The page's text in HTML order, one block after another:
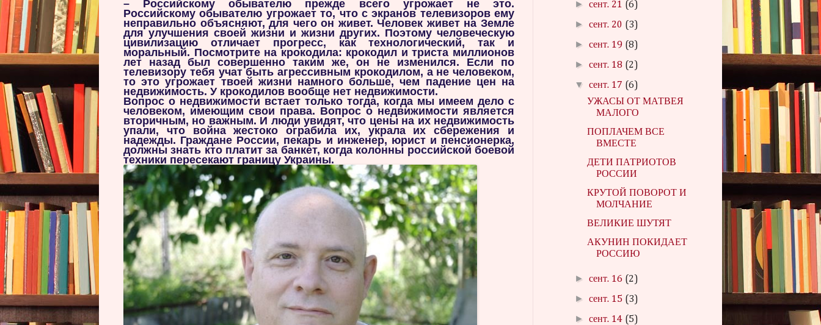
– Российскому обывателю прежде всего угрожает не это.
Российскому обывателю угрожает то, что с экранов телевизоров ему
неправильно объясняют, для чего он живет. Человек живет на Земле
для улучшения своей жизни и жизни других. Поэтому человеческую
цивилизацию отличает прогресс, как технологический, так и
моральный. Посмотрите на крокодила: крокодил и триста миллионов
лет назад был совершенно таким же, он не изменился. Если по
телевизору тебя учат быть агрессивным крокодилом, а не человеком,
то это угрожает твоей жизни намного больше, чем падение цен на
недвижимость. У крокодилов вообще нет недвижимости.
Вопрос о недвижимости встает только тогда, когда мы имеем дело с
человеком, имеющим свои права. Вопрос о недвижимости является
вторичным, но важным. И люди увидят, что цены на их недвижимость
упали, что война жестоко ограбила их, украла их сбережения и
надежды. Граждане России, пекарь и инженер, юрист и пенсионерка,
должны знать кто платит за банкет, когда колонны российской боевой
техники пересекают границу Украины.
►сент. 21 (6)
►сент. 20 (3)
►сент. 19 (8)
►сент. 18 (2)
▼сент. 17 (6)
УЖАСЫ ОТ МАТВЕЯ
МАЛОГО
ПОПЛАЧЕМ ВСЕ
ВМЕСТЕ
ДЕТИ ПАТРИОТОВ
РОССИИ
КРУТОЙ ПОВОРОТ И
МОЛЧАНИЕ
ВЕЛИКИЕ ШУТЯТ
АКУНИН ПОКИДАЕТ
РОССИЮ
►сент. 16 (2)
►сент. 15 (3)
►сент. 14 (5)